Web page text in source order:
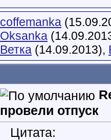
coffemanka
Oksanka
Ветка (14.09.2013),
провели отпуск
Цитата: